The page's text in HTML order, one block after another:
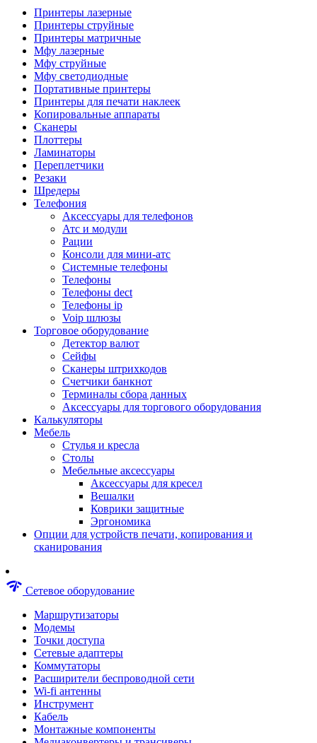
Камеры для видеоконференцсвязи
Аксессуары для видеоконференцсвязи
Системы безопасности и умный дом
Комплекты видеонаблюдения
Мониторы и видеостены
Регистраторы
Замки
Терминалы доступа
Охранно-пожарная сигнализация
Коннекторы и розетки
Инструмент и садовая техника
Электро и пневмоинструмент
Аксессуары для пневмоинструментов
Гайковерты пневматические
Инструмент измерительный
Краскораспылители пневматические
Наборы пневматические
Пистолеты пневматические
Шуруповерты
Дрели
Лобзики
Перфораторы
Шлифмашины
Наборы инструментов
Пилы
Пылесосы строительные
Степлеры строительные
Пистолеты клеевые
Наборы бит и сверел
Принтеры лазерные
Принтеры струйные
Принтеры матричные
Мфу лазерные
Мфу струйные
Мфу светодиодные
Портативные принтеры
Принтеры для печати наклеек
Копировальные аппараты
Сканеры
Плоттеры
Ламинаторы
Переплетчики
Резаки
Шредеры
Телефония
Аксессуары для телефонов
Атс и модули
Рации
Консоли для мини-атс
Системные телефоны
Телефоны
Телефоны dect
Телефоны ip
Voip шлюзы
Торговое оборудование
Детектор валют
Сейфы
Сканеры штрихкодов
Счетчики банкнот
Терминалы сбора данных
Аксессуары для торгового оборудования
Калькуляторы
Мебель
Стулья и кресла
Столы
Мебельные аксессуары
Аксессуары для кресел
Вешалки
Коврики защитные
Эргономика
Опции для устройств печати, копирования и
сканирования
network_check Сетевое оборудование
Маршрутизаторы
Модемы
Точки доступа
Сетевые адаптеры
Коммутаторы
Расширители беспроводной сети
Wi-fi антенны
Инструмент
Кабель
Монтажные компоненты